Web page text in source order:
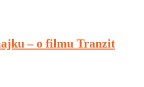
– o filmu Tranzit